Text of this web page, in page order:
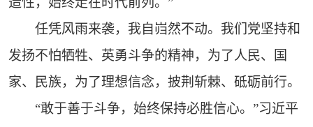
任凭风雨来袭，我自岿然不动。我们党坚持和
发扬不怕牺牲、英勇斗争的精神，为了人民、国
家、民族，为了理想信念，披荆斩棘、砥砺前行。
“敢于善于斗争，始终保持必胜信心。”习近平